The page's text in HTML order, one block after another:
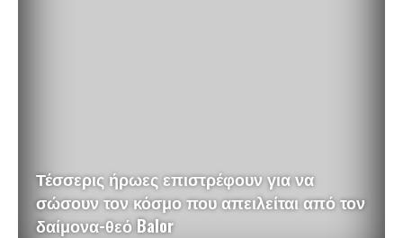
Τέσσερις ήρωες επιστρέφουν για να
σώσουν τον κόσμο που απειλείται από τον
δαίμονα-θεό Balor